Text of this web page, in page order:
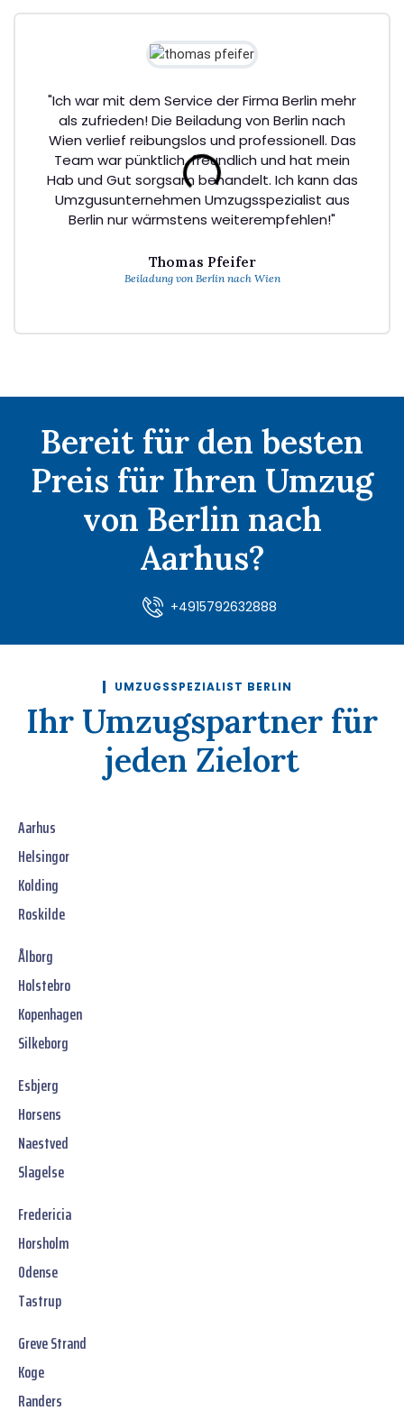
"Ich war mit dem Service der Firma Berlin mehr
als zufrieden! Die Beiladung von Berlin nach
Wien verlief reibungslos und professionell. Das
Team war pünktlich, freundlich und hat mein
Hab und Gut sorgsam behandelt. Ich kann das
Umzgusunternehmen Umzugsspezialist aus
Berlin nur wärmstens weiterempfehlen!"
Thomas Pfeifer
Beiladung von Berlin nach Wien
Bereit für den besten
Preis für Ihren Umzug
von Berlin nach
Aarhus?
+4915792632888
UMZUGSSPEZIALIST BERLIN
Ihr Umzugspartner für
jeden Zielort
Aarhus
Helsingor
Kolding
Roskilde
Ålborg
Holstebro
Kopenhagen
Silkeborg
Esbjerg
Horsens
Naestved
Slagelse
Fredericia
Horsholm
Odense
Tastrup
Greve Strand
Koge
Randers